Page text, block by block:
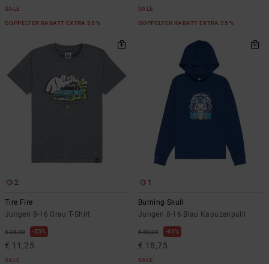
SALE
DOPPELTER RABATT EXTRA 25 %
SALE
DOPPELTER RABATT EXTRA 25 %
2
Tire Fire
Jungen 8-16 Grau T-Shirt
€ 25,00 55%
€ 11,25
SALE
1
Burning Skull
Jungen 8-16 Blau Kapuzenpulli
€ 50,00 63%
€ 18,75
SALE